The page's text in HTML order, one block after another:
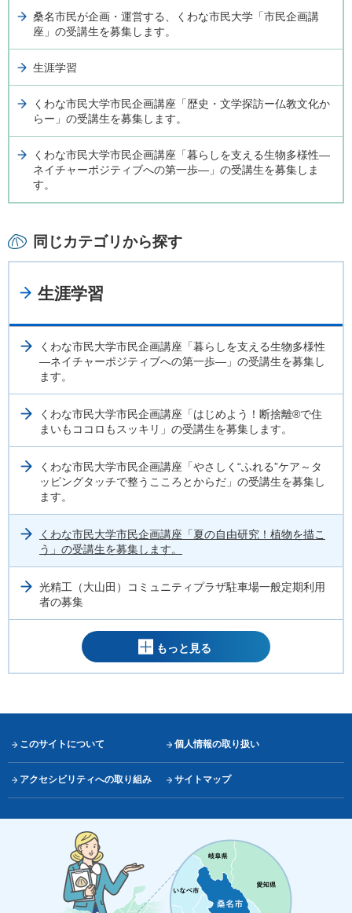
桑名市民が企画・運営する、くわな市民大学「市民企画講
座」の受講生を募集します。
生涯学習
くわな市民大学市民企画講座「歴史・文学探訪ー仏教文化か
らー」の受講生を募集します。
くわな市民大学市民企画講座「暮らしを支える生物多様性―
ネイチャーポジティブへの第一歩―」の受講生を募集しま
す。
同じカテゴリから探す
生涯学習
くわな市民大学市民企画講座「暮らしを支える生物多様性
―ネイチャーポジティブへの第一歩―」の受講生を募集し
ます。
くわな市民大学市民企画講座「はじめよう！断捨離®で住
まいもココロもスッキリ」の受講生を募集します。
くわな市民大学市民企画講座「やさしく“ふれる”ケア～タ
ッピングタッチで整うこころとからだ」の受講生を募集し
ます。
くわな市民大学市民企画講座「夏の自由研究！植物を描こ
う」の受講生を募集します。
光精工（大山田）コミュニティプラザ駐車場一般定期利用
者の募集
もっと見る
このサイトについて 個人情報の取り扱い
アクセシビリティへの取り組み サイトマップ